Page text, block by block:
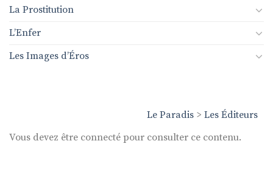
Le Paradis > Les Éditeurs
Vous devez être connecté pour consulter ce contenu.
La Prostitution
L’Enfer
Les Images d’Éros